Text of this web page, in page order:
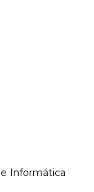
Informática